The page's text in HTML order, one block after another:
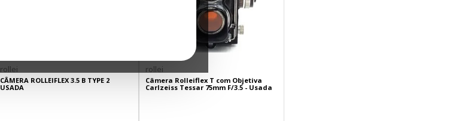
rollei
CÂMERA ROLLEIFLEX 3.5 B TYPE 2
USADA
rollei
Câmera Rolleiflex T com Objetiva
Carlzeiss Tessar 75mm F/3.5 - Usada